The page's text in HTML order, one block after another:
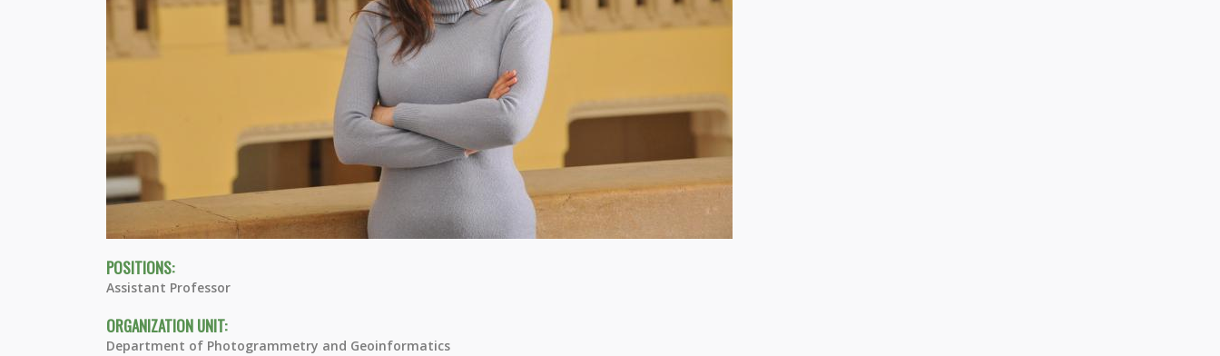
POSITIONS:
Assistant Professor
ORGANIZATION UNIT:
Department of Photogrammetry and Geoinformatics